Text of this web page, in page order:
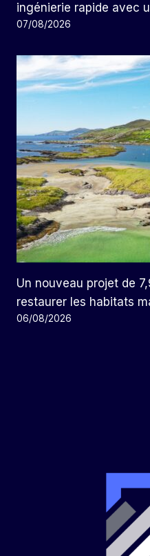
ingénierie rapide avec
07/08/2026
Un nouveau projet de
restaurer les habitats
06/08/2026